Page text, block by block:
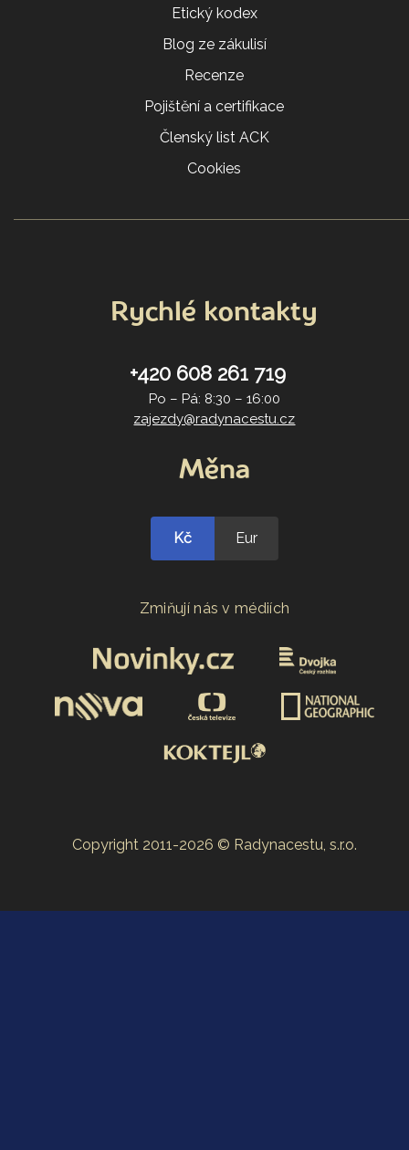
Etický kodex
Blog ze zákulisí
Recenze
Pojištění a certifikace
Členský list ACK
Cookies
Rychlé kontakty
+420 608 261 719
Po – Pá: 8:30 – 16:00
zajezdy@radynacestu.cz
Měna
Kč Eur
Zmiňují nás v médiích
Copyright 2011-2026 © Radynacestu, s.r.o.